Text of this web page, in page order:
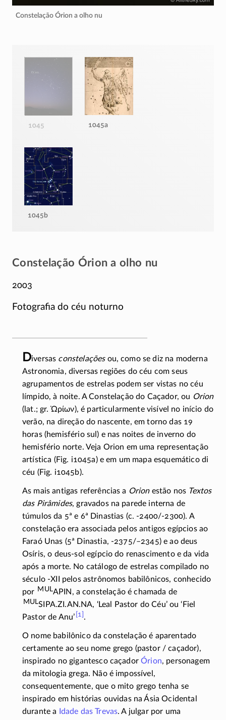
Constelação Órion a olho nu
1045 1045a
1045b
Constelação Órion a olho nu
2003
Fotografia do céu noturno
Diversas constelaçõesou, como se diz na moderna
Astronomia, diversas regiões do céu com seus
agrupamentos de estrelas podem ser vistas no céu
límpido, à noite. A Constelação do Caçador, ou Orion
(lat.; gr.Ὠρίων), é particularmente visível no início do
verão, na direção do nascente, em torno das 19
horas (hemisfério sul) e nas noites de inverno do
hemisfério norte. Veja Orion em uma representação
artística (Fig. i1045a) e em um mapa esquemático di
céu (Fig. i1045b).
As mais antigas referências a Orionestão nos Textos
das Pirâmides, gravados na parede interna de
túmulos da 5ª e 6ª Dinastias (c. -2400/-2300). A
constelação era associada pelos antigos egípcios ao
Faraó Unas (5ª Dinastia, -2375/–2345)e ao deus
Osíris, o deus-sol egípcio do renascimento e da vida
após a morte. No catálogo de estrelas compilado no
século -XII
pelos astrônomos babilônicos, conhecido
por MULAPIN, a constelação é chamada de
MULSIPA.ZI.AN.NA, ‘Leal Pastor do Céu’ ou ‘Fiel
Pastor de Anu’ [1] .
O nome babilônico da constelação é aparentado
certamente ao seu nome grego (pastor / caçador),
inspirado no gigantesco caçadorÓrion, personagem
da mitologia grega. Não é impossível,
consequentemente, que o mito grego tenha se
inspirado em histórias ouvidas na Ásia Ocidental
durante a
Idade das Trevas. A julgar por uma